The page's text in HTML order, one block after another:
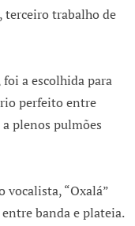
, terceiro trabalho de
foi a escolhida para
perfeito entre
plenos pulmões
vocalista, “Oxalá”
banda e plateia.